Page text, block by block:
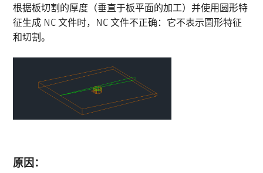
根据板切割的厚度（垂直于板平面的加工）并使用圆形特
征生成 NC 文件时，NC 文件不正确：它不表示圆形特征
和切割。
原因：